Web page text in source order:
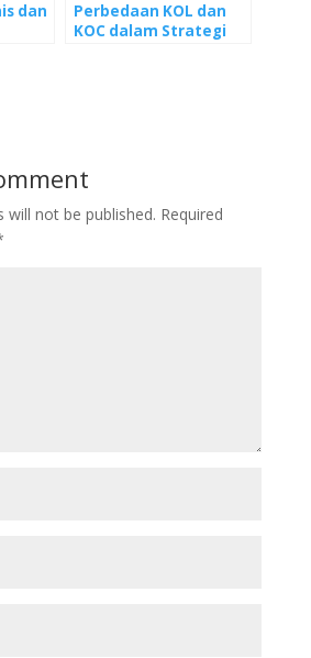
dan
Perbedaan KOL dan
KOC dalam Strategi
will not be published. Required